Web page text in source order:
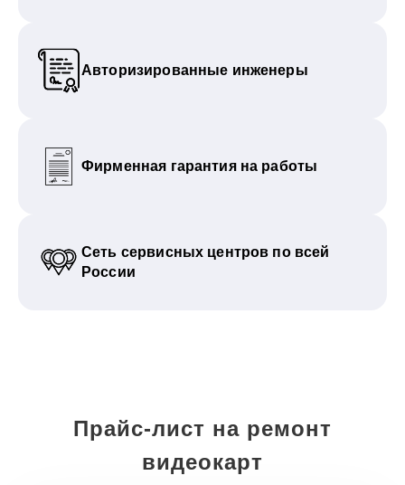
Авторизированные инженеры
Фирменная гарантия на работы
Сеть сервисных центров по всей
России
Прайс-лист на ремонт
видеокарт